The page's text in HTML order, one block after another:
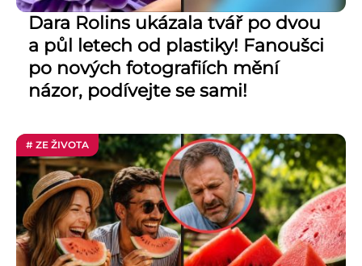
Dara Rolins ukázala tvář po dvou
a půl letech od plastiky! Fanoušci
po nových fotografiích mění
názor, podívejte se sami!
# ZE ŽIVOTA